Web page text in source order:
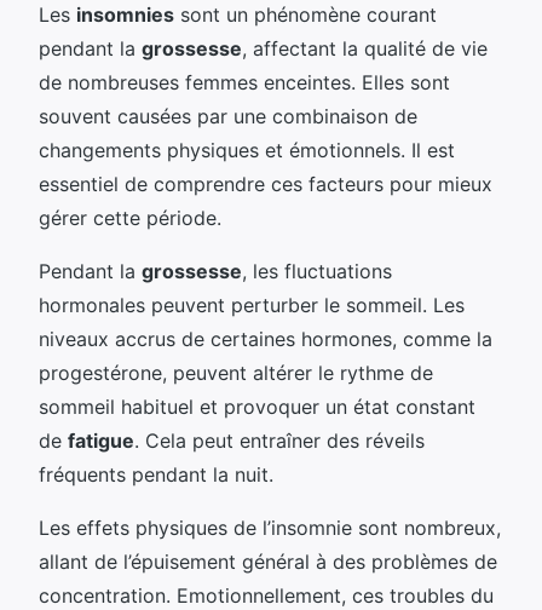
Les insomnies sont un phénomène courant
pendant la grossesse, affectant la qualité de vie
de nombreuses femmes enceintes. Elles sont
souvent causées par une combinaison de
changements physiques et émotionnels. Il est
essentiel de comprendre ces facteurs pour mieux
gérer cette période.
Pendant la grossesse, les fluctuations
hormonales peuvent perturber le sommeil. Les
niveaux accrus de certaines hormones, comme la
progestérone, peuvent altérer le rythme de
sommeil habituel et provoquer un état constant
de fatigue. Cela peut entraîner des réveils
fréquents pendant la nuit.
Les effets physiques de l’insomnie sont nombreux,
allant de l’épuisement général à des problèmes de
concentration. Emotionnellement, ces troubles du